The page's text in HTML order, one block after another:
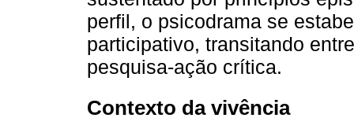
perfil, o psicodrama se
participativo, transitando
pesquisa-ação crítica.
Contexto da vivência